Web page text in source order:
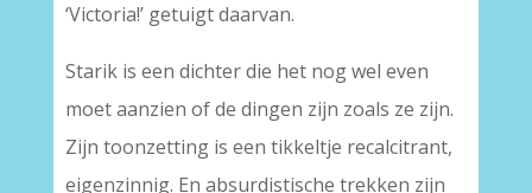
‘Victoria!’ getuigt daarvan.
Starik is een dichter die het nog wel even
moet aanzien of de dingen zijn zoals ze zijn.
Zijn toonzetting is een tikkeltje recalcitrant,
eigenzinnig. En absurdistische trekken zijn